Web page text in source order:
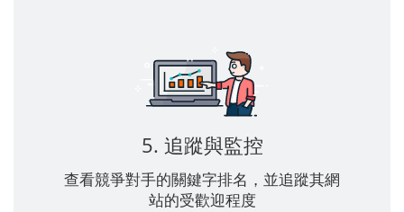
5. 追蹤與監控
查看競爭對手的關鍵字排名，並追蹤其網
站的受歡迎程度